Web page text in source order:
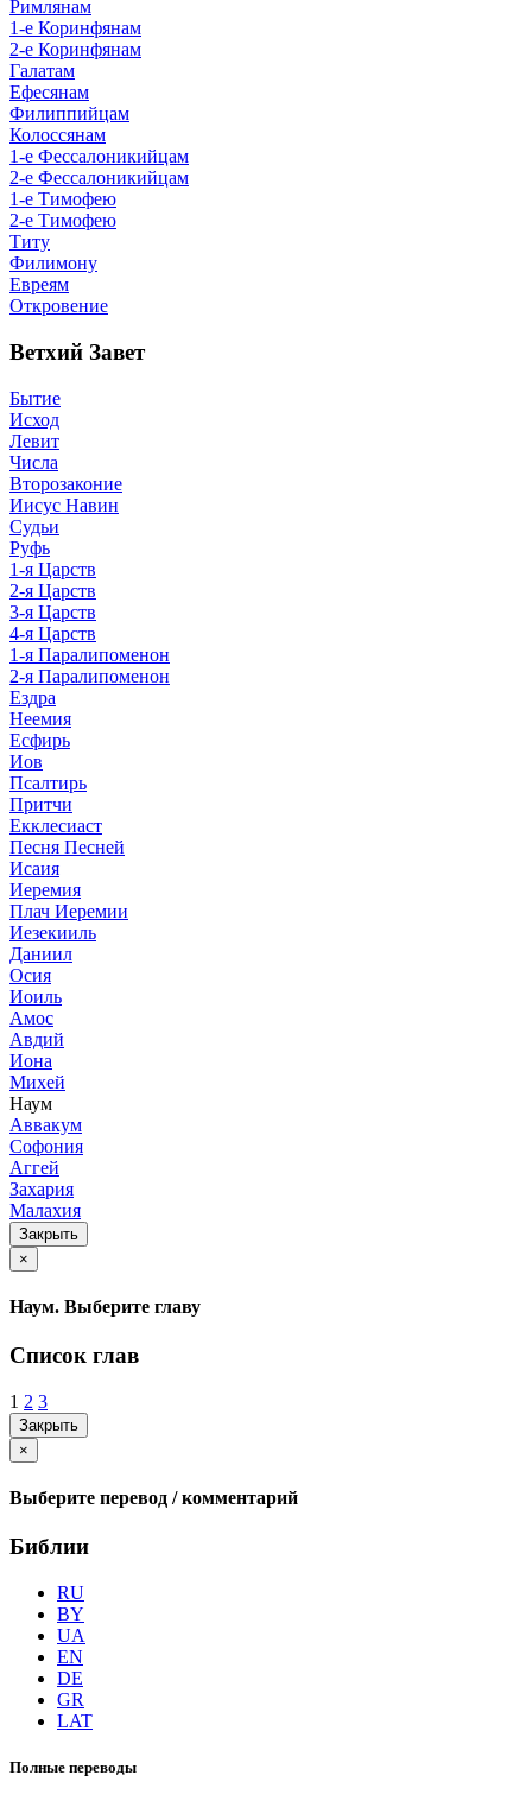
Римлянам
1-е Коринфянам
2-е Коринфянам
Галатам
Ефесянам
Филиппийцам
Колоссянам
1-е Фессалоникийцам
2-е Фессалоникийцам
1-е Тимофею
2-е Тимофею
Титу
Филимону
Евреям
Откровение
Ветхий Завет
Бытие
Исход
Левит
Числа
Второзаконие
Иисус Навин
Судьи
Руфь
1-я Царств
2-я Царств
3-я Царств
4-я Царств
1-я Паралипоменон
2-я Паралипоменон
Ездра
Неемия
Есфирь
Иов
Псалтирь
Притчи
Екклесиаст
Песня Песней
Исаия
Иеремия
Плач Иеремии
Иезекииль
Даниил
Осия
Иоиль
Амос
Авдий
Иона
Михей
Наум
Аввакум
Софония
Аггей
Захария
Малахия
Закрыть
×
Наум. Выберите главу
Список глав
1 2 3
Закрыть
×
Выберите перевод / комментарий
Библии
RU
BY
UA
EN
DE
GR
LAT
Полные переводы